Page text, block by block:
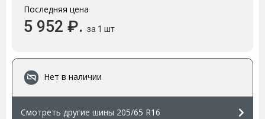
Последняя цена
5 952 ₽. за 1 шт
Нет в наличии
Смотреть другие шины 205/65 R16